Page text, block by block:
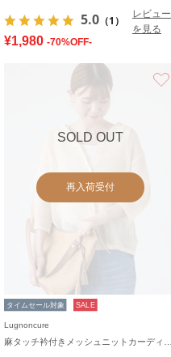
5.0 （1）
レビュー
を見る
¥1,980 -70%OFF-
SOLD OUT
再入荷受付
タイムセール対象 SALE
Lugnoncure